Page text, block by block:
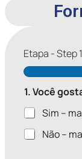
Etapa -Step1
1. Você
Sim –
Não –